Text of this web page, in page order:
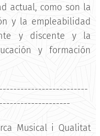
actual, como son la
y la empleabilidad
y discente y la
y formación
Musical i Qualitat